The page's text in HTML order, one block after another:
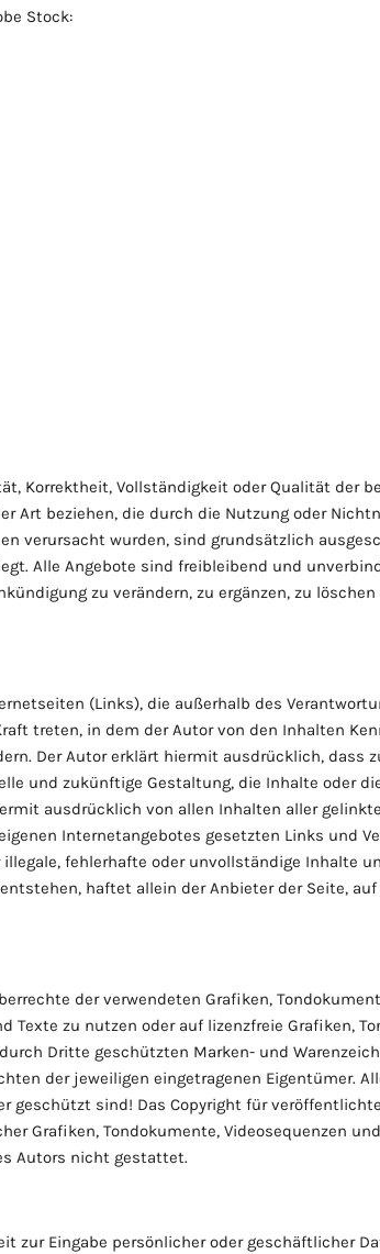
Stock:
Korrektheit, Vollständigkeit oder Qualität der
Art beziehen, die durch die Nutzung oder
verursacht wurden, sind grundsätzlich
Alle Angebote sind freibleibend und
zu verändern, zu ergänzen, zu
(Links), die außerhalb des
treten, in dem der Autor von den Inhalten
Der Autor erklärt hiermit ausdrücklich,
und zukünftige Gestaltung, die Inhalte oder
ausdrücklich von allen Inhalten aller
Internetangebotes gesetzten Links und
fehlerhafte oder unvollständige Inhalte
haftet allein der Anbieter der Seite,
der verwendeten Grafiken,
Texte zu nutzen oder auf lizenzfreie Grafiken,
Dritte geschützten Marken- und
der jeweiligen eingetragenen Eigentümer.
geschützt sind! Das Copyright für
Grafiken, Tondokumente, Videosequenzen
Autors nicht gestattet.
zur Eingabe persönlicher oder geschäftlicher